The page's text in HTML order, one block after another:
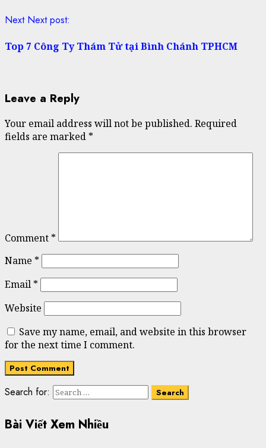
Next Next post:
Top 7 Công Ty Thám Tử tại Bình Chánh TPHCM
Leave a Reply
Your email address will not be published. Required
fields are marked *
Comment *
Name *
Email *
Website
Save my name, email, and website in this browser
for the next time I comment.
Search for:
Bài Viết Xem Nhiều